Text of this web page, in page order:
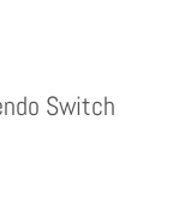
Switch